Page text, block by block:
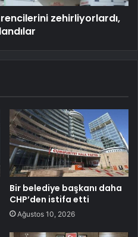
zehirliyorlardı,
Bir belediye başkanı daha
CHP’den istifa etti
Ağustos 10, 2026